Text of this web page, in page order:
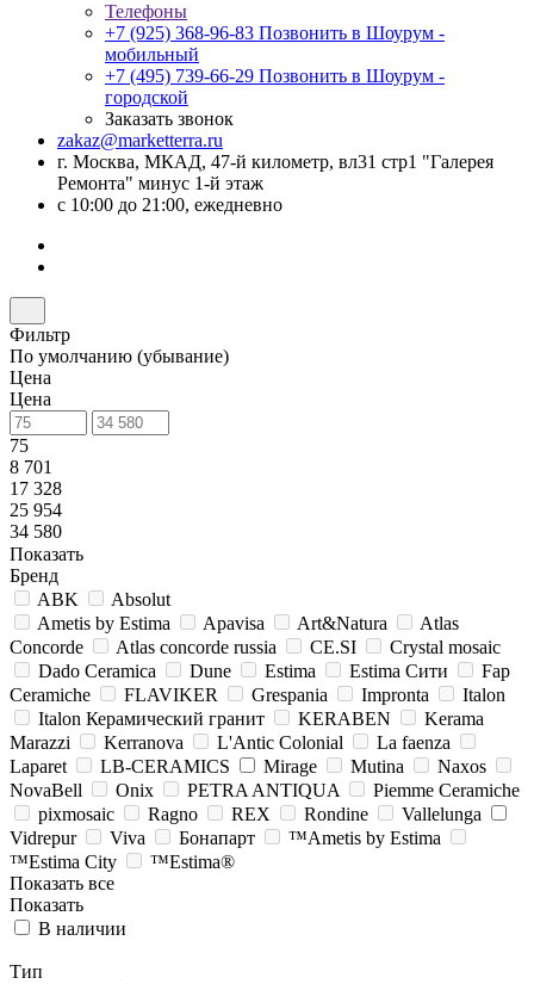
Телефоны
+7 (925) 368-96-83 Позвонить в Шоурум -
мобильный
+7 (495) 739-66-29 Позвонить в Шоурум -
городской
Заказать звонок
zakaz@marketterra.ru
г. Москва, МКАД, 47-й километр, вл31 стр1 "Галерея
Ремонта" минус 1-й этаж
с 10:00 до 21:00, ежедневно
Фильтр
По умолчанию (убывание)
Цена
Цена
75
8 701
17 328
25 954
34 580
Показать
Бренд
ABK
Absolut
Ametis by Estima
Apavisa Art&Natura
Atlas
Concorde
Atlas concorde russia CE.SI
Crystal mosaic
Dado Ceramica
Dune Estima Estima Cити
Fap
Ceramiche
FLAVIKER Grespania Impronta
Italon
Italon Керамический гранит
KERABEN
Kerama
Marazzi
Kerranova L'Antic Colonial
La faenza
Laparet
LB-CERAMICS Mirage Mutina
Naxos
NovaBell
Onix PETRA ANTIQUA
Piemme Ceramiche
pixmosaic
Ragno REX Rondine
Vallelunga
Vidrepur
Viva Бонапарт
™Ametis by Estima
™Estima City
™Estima®
Показать все
Показать
В наличии
Тип